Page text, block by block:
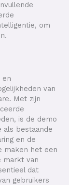
om
en
van
Met zijn
is de demo
als bestaande
en de
maken het een
markt van
dat
gebruikers